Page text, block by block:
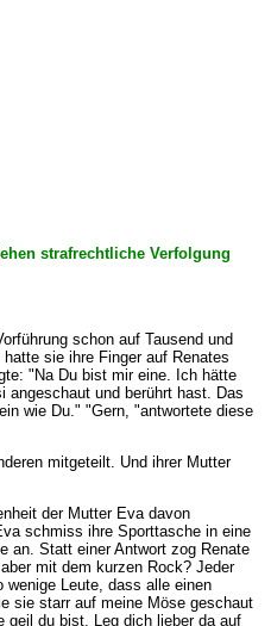
strafrechtliche Verfolgung
schon auf Tausend und
sie ihre Finger auf Renates
"Na Du bist mir eine. Ich hätte
und berührt hast. Das
wie Du." "Gern, "antwortete diese
mitgeteilt. Und ihrer Mutter
der Mutter Eva davon
schmiss ihre Sporttasche in eine
an. Statt einer Antwort zog Renate
mit dem kurzen Rock? Jeder
Leute, dass alle einen
sie starr auf meine Möse geschaut
geil du bist. Leg dich lieber da auf